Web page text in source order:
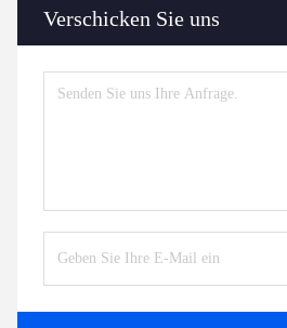
Verschicken Sie uns